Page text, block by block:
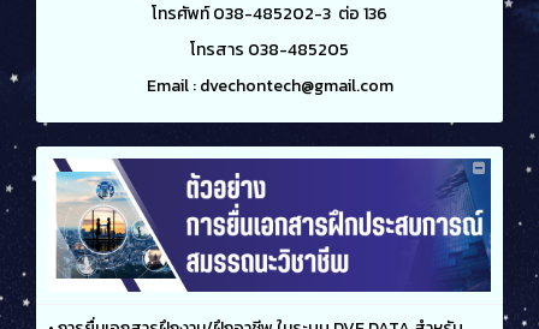
โทรศัพท์ 038-485202-3 ต่อ 136
โทรสาร 038-485205
Email : dvechontech@gmail.com